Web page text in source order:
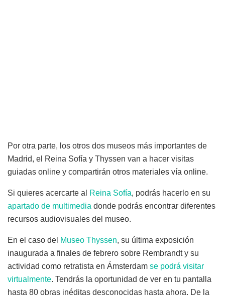
Por otra parte, los otros dos museos más importantes de
Madrid, el Reina Sofía y Thyssen van a hacer visitas
guiadas online y compartirán otros materiales vía online.
Si quieres acercarte al Reina Sofía, podrás hacerlo en su
apartado de multimedia donde podrás encontrar diferentes
recursos audiovisuales del museo.
En el caso del Museo Thyssen, su última exposición
inaugurada a finales de febrero sobre Rembrandt y su
actividad como retratista en Ámsterdam se podrá visitar
virtualmente. Tendrás la oportunidad de ver en tu pantalla
hasta 80 obras inéditas desconocidas hasta ahora. De la